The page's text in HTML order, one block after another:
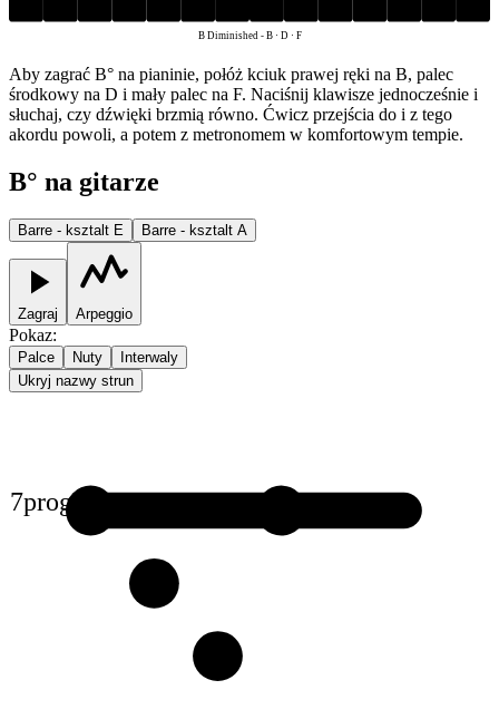
B Diminished -B · D · F
Aby zagrać B° na pianinie, połóż kciuk prawej ręki na B, palec
środkowy na D i mały palec na F. Naciśnij klawisze jednocześnie i
słuchaj, czy dźwięki brzmią równo. Ćwicz przejścia do i z tego
akordu powoli, a potem z metronomem w komfortowym tempie.
B° na gitarze
Barre - ksztalt E Barre - ksztalt A
Zagraj Arpeggio
Pokaz:
Palce Nuty
Interwaly
Ukryj nazwy strun
7prog